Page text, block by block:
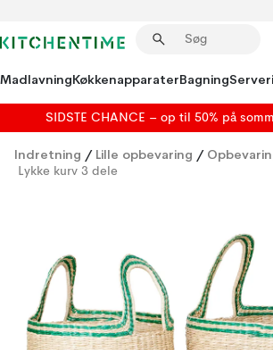
MadlavningKøkkenapparaterBagning
SIDSTE CHANCE – op til 50% på
Indretning / Lille opbevaring /
Lykke kurv 3 dele